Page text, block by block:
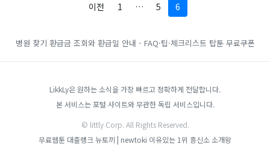
이전 1 … 5 6
병원 찾기 환급금 조회와 환급일 안내 - FAQ·팁·체크리스트 탑툰 무료쿠폰
LikkLy은 원하는 소식을 가장 빠르고 정확하게 전달합니다.
본 서비스는 포털 사이트와 무관한 독립 서비스입니다.
© littly Corp. All Rights Reserved.
무료웹툰 대출랭크 뉴토끼 | newtoki 이유있는 1위 흥신소소개왕